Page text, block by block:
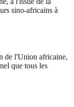
sino-africains à
de l'Union africaine,
que tous les